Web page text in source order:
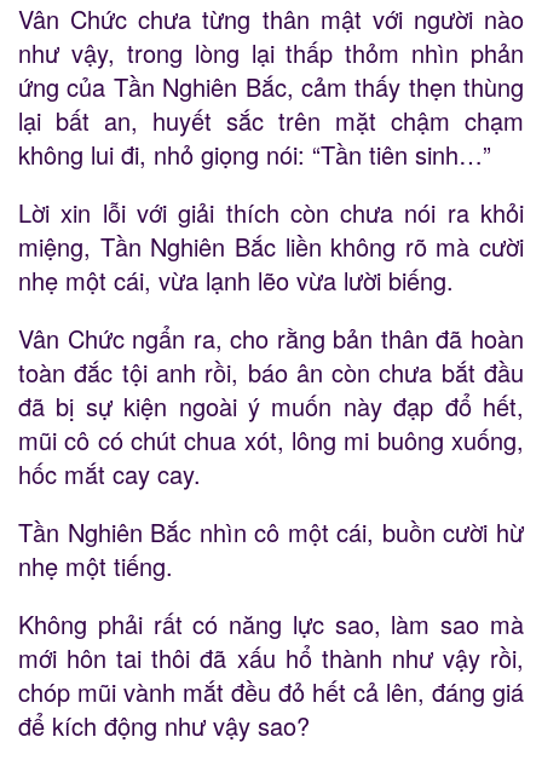
Vân Chức chưa từng thân mật với người nào
như vậy, trong lòng lại thấp thỏm nhìn phản
ứng của Tần Nghiên Bắc, cảm thấy thẹn thùng
lại bất an, huyết sắc trên mặt chậm chạm
không lui đi, nhỏ giọng nói: “Tần tiên sinh…”
Lời xin lỗi với giải thích còn chưa nói ra khỏi
miệng, Tần Nghiên Bắc liền không rõ mà cười
nhẹ một cái, vừa lạnh lẽo vừa lười biếng.
Vân Chức ngẩn ra, cho rằng bản thân đã hoàn
toàn đắc tội anh rồi, báo ân còn chưa bắt đầu
đã bị sự kiện ngoài ý muốn này đạp đổ hết,
mũi cô có chút chua xót, lông mi buông xuống,
hốc mắt cay cay.
Tần Nghiên Bắc nhìn cô một cái, buồn cười hừ
nhẹ một tiếng.
Không phải rất có năng lực sao, làm sao mà
mới hôn tai thôi đã xấu hổ thành như vậy rồi,
chóp mũi vành mắt đều đỏ hết cả lên, đáng giá
để kích động như vậy sao?